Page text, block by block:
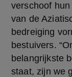
verschoof
van de
bedreiging
bestuivers.
belangrijkste
staat, zijn we